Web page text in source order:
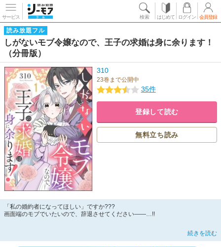
サービス 検索 はじめて ログイン 会員登録
読み放題フル
しがないモブ令嬢なので、王子の求婚は身に余ります！
（分冊版）
310
23巻まで公開中
35件
登録して読む
無料立ち読み
「私の婚約者になってほしい」ですか???
画面端のモブでいたいので、辞退させてください――…!!
ヴェルフェ国・王立ユーリス学園に通う男爵令嬢のミサキは、実は転生者。
入学式に前世の記憶が戻り、どうやら大好きだった乙女ゲームの世界の転生した
続きを読む